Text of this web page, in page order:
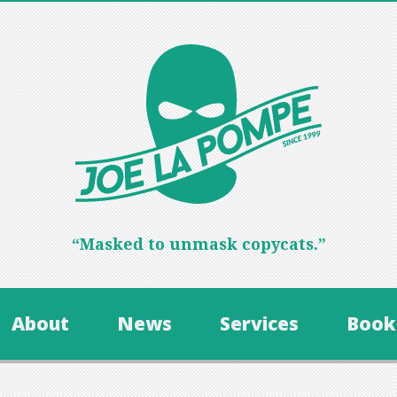
“Masked to unmask copycats.”
About News Services